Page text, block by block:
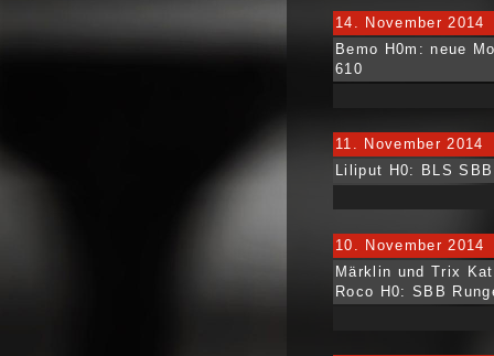
14. November 2014
Bemo H0m: neue
610
11. November 2014
Liliput H0: BLS
10. November 2014
Märklin und Trix
Roco H0: SBB